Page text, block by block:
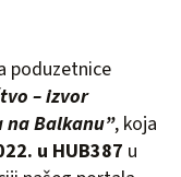
poduzetnice
– izvor
na Balkanu”, koja
u HUB387 u